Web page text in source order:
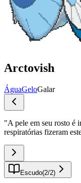
Arctovish
ÁguaGeloGalar
"A pele em seu rosto é
respiratórias fizeram
Escudo(2/2)